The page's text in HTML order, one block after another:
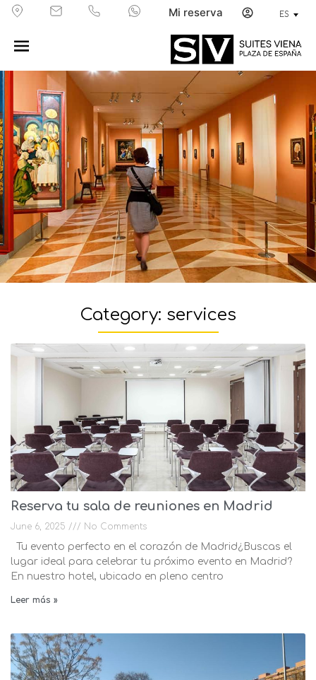
Mi reserva ES
Category: services
Reserva tu sala de reuniones en Madrid
June 6, 2025 No Comments
Tu evento perfecto en el corazón de Madrid¿Buscas el
lugar ideal para celebrar tu próximo evento en Madrid?
En nuestro hotel, ubicado en pleno centro
Leer más »